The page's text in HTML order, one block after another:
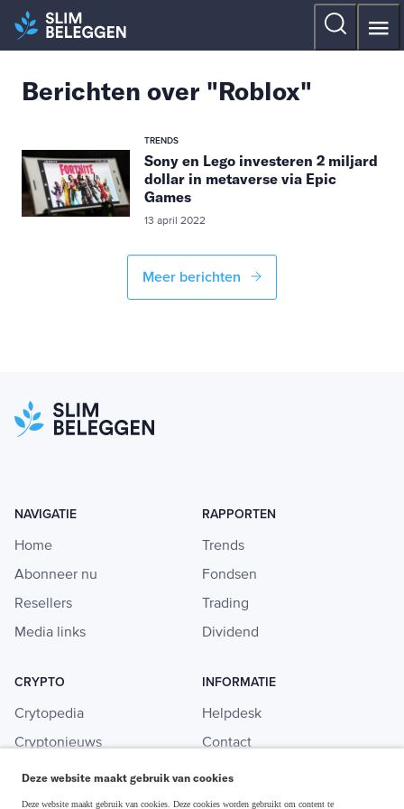
Berichten over "Roblox"
TRENDS
Sony en Lego investeren 2 miljard
dollar in metaverse via Epic
Games
13 april 2022
Meer berichten
NAVIGATIE
Home
Abonneer nu
Resellers
Media links
RAPPORTEN
Trends
Fondsen
Trading
Dividend
CRYPTO
Crytopedia
Cryptonieuws
Crypto koopgids
Investeren in crypto
INFORMATIE
Helpdesk
Contact
Adverteren
Deze website maakt gebruik van cookies
Deze website maakt gebruik van cookies. Deze cookies worden gebruikt om content te